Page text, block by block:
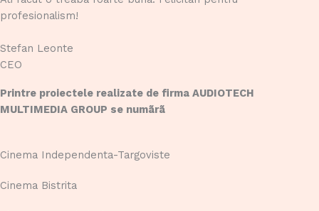
profesionalism!
Stefan Leonte
CEO
Printre proiectele realizate de firma AUDIOTECH
MULTIMEDIA GROUP se numãrã
Cinema Independenta-Targoviste
Cinema Bistrita